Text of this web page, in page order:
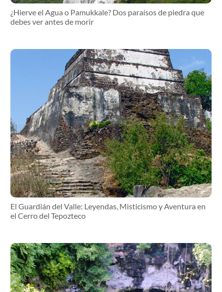
¿Hierve el Agua o Pamukkale? Dos paraísos de piedra que
debes ver antes de morir
El Guardián del Valle: Leyendas, Misticismo y Aventura en
el Cerro del Tepozteco